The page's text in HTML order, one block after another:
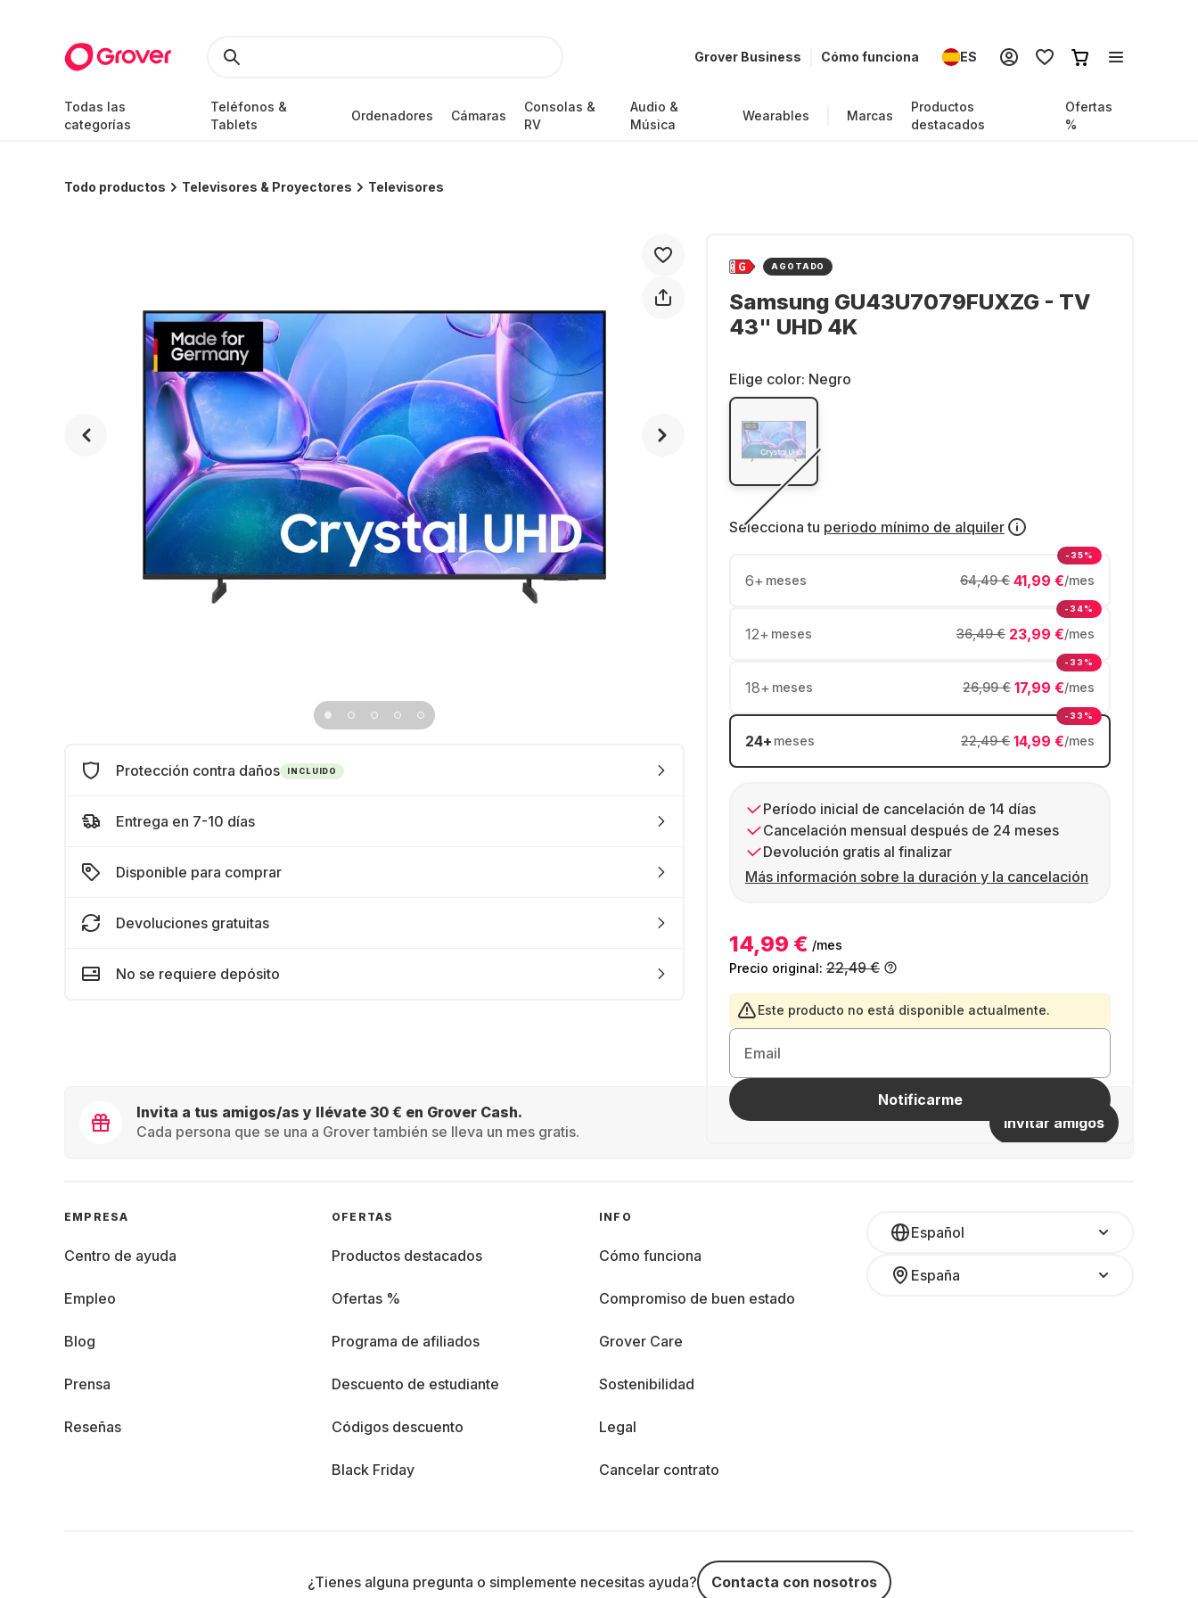
Grover Business Cómo funciona ES
Todas las
categorías
Teléfonos &
Tablets
Ordenadores Cámaras
Consolas &
RV
Audio &
Música
Wearables Marcas
Productos
destacados
Ofertas
%
Todo productos Televisores & Proyectores Televisores
AGOTADO
Samsung GU43U7079FUXZG - TV
43" UHD 4K
Elige color: Negro
Selecciona tu periodo mínimo de alquiler
6+ meses 41,99 €/mes
64,49 €
-35%
12+ meses 23,99 €/mes
36,49 €
-34%
18+ meses 17,99 €/mes
26,99 €
-33%
24+ meses 14,99 €/mes
22,49 €
-33%
Período inicial de cancelación de 14 días
Cancelación mensual después de 24 meses
Devolución gratis al finalizar
Más información sobre la duración y la cancelación
14,99 € /mes
Precio original: 22,49 €
Este producto no está disponible actualmente.
Email
Notificarme
Protección contra daños INCLUIDO
Entrega en 7-10 días
Disponible para comprar
Devoluciones gratuitas
No se requiere depósito
Invita a tus amigos/as y llévate 30 € en Grover Cash.
Cada persona que se una a Grover también se lleva un mes gratis.
Invitar amigos
Español
España
EMPRESA
Centro de ayuda
Empleo
Blog
Prensa
Reseñas
OFERTAS
Productos destacados
Ofertas %
Programa de afiliados
Descuento de estudiante
Códigos descuento
Black Friday
INFO
Cómo funciona
Compromiso de buen estado
Grover Care
Sostenibilidad
Legal
Cancelar contrato
¿Tienes alguna pregunta o simplemente necesitas ayuda? Contacta con nosotros